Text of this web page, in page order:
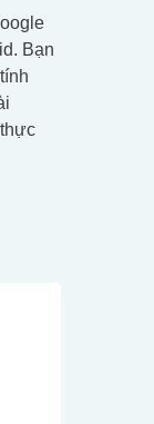
Bạn